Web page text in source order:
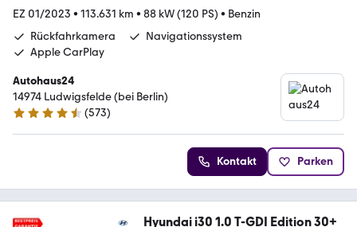
EZ 01/2023 • 113.631 km • 88 kW (120 PS) • Benzin
Rückfahrkamera
Navigationssystem
Apple CarPlay
Autohaus24
14974 Ludwigsfelde (bei Berlin)
4.3 Sterne
(573)
Kontakt Parken
Hyundai i30 1.0 T-GDI Edition 30+